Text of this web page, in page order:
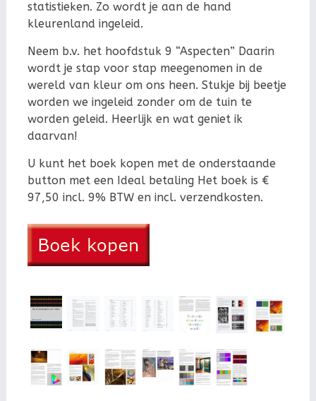
statistieken. Zo wordt je aan de hand
kleurenland ingeleid.
Neem b.v. het hoofdstuk 9 “Aspecten” Daarin
wordt je stap voor stap meegenomen in de
wereld van kleur om ons heen. Stukje bij beetje
worden we ingeleid zonder om de tuin te
worden geleid. Heerlijk en wat geniet ik
daarvan!
U kunt het boek kopen met de onderstaande
button met een Ideal betaling Het boek is €
97,50 incl. 9% BTW en incl. verzendkosten.